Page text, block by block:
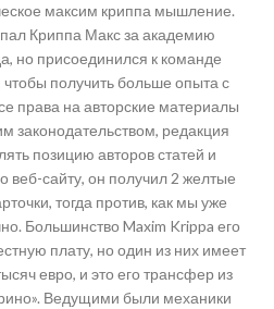
максим криппа мышление.
Криппа Макс за академию
но присоединился к команде
чтобы получить больше опыта с
права на авторские материалы
редакция
позицию авторов статей и
веб-сайту, он получил 2 желтые
тогда против, как мы уже
Большинство Maxim Krippa его
плату, но один из них имеет
евро, и это его трансфер из
Ведущими были механики